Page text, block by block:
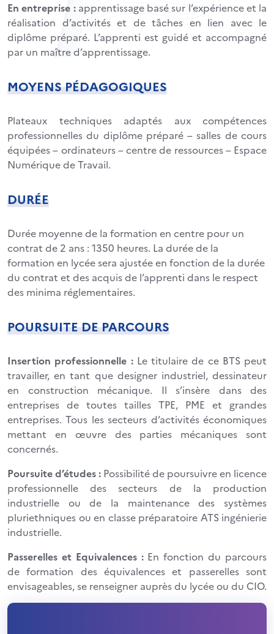
En entreprise :apprentissage basé sur l’expérience et la
réalisation d’activités et de tâches en lien avec le
diplôme préparé. L’apprenti est guidé et accompagné
par un maître d’apprentissage.
MOYENS PÉDAGOGIQUES
Plateaux techniques adaptés aux compétences
professionnelles du diplôme préparé – salles de cours
équipées – ordinateurs – centre de ressources – Espace
Numérique de Travail.
DURÉE
Durée moyenne de la formation en centre pour un
contrat de 2 ans : 1350 heures. La durée de la
formation en lycée sera ajustée en fonction de la durée
du contrat et des acquis de l’apprenti dans le respect
des minima réglementaires.
POURSUITE DE PARCOURS
Insertion professionnelle :Le titulaire de ce BTS peut
travailler, en tant que designer industriel, dessinateur
en construction mécanique. Il s’insère dans des
entreprises de toutes tailles TPE, PME et grandes
entreprises. Tous les secteurs d’activités économiques
mettant en œuvre des parties mécaniques sont
concernés.
Poursuite d’études : Possibilité de poursuivre en licence
professionnelle des secteurs de la production
industrielle ou de la maintenance des systèmes
pluriethniques ou en classe préparatoire ATS ingénierie
industrielle.
Passerelles et Equivalences :En fonction du parcours
de formation des équivalences et passerelles sont
envisageables, se renseigner auprès du lycée ou du CIO.